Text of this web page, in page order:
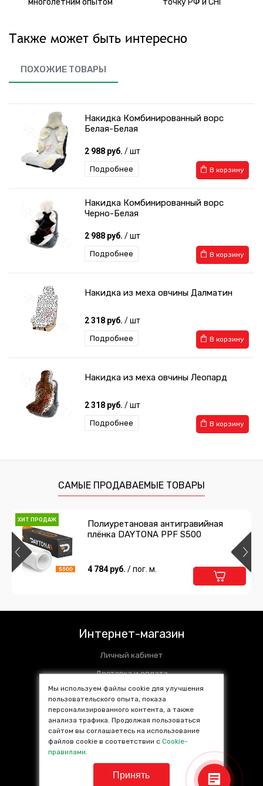
многолетним опытом
точку РФ и СНГ
Также может быть интересно
ПОХОЖИЕ ТОВАРЫ
Накидка Комбинированный ворс
Белая-Белая
2 988 руб. / шт
В корзину
Подробнее
Накидка Комбинированный ворс
Черно-Белая
2 988 руб. / шт
В корзину
Подробнее
Накидка из меха овчины Далматин
2 318 руб. / шт
В корзину
Подробнее
Накидка из меха овчины Леопард
2 318 руб. / шт
В корзину
Подробнее
САМЫЕ ПРОДАВАЕМЫЕ ТОВАРЫ
ХИТ ПРОДАЖ
Полиуретановая антигравийная
плёнка DAYTONA PPF S500
4 784 руб. / пог. м.
Интернет-магазин
Личный кабинет
Доставка и оплата
Установочные центры
Контакты
SALE %
Популярные товары
Мы используем файлы cookie для улучшения
пользовательского опыта, показа
персонализированного контента, а также
анализа трафика. Продолжая пользоваться
сайтом вы соглашаетесь на использование
файлов cookie в соответствии сCookie-
правилами.
Принять